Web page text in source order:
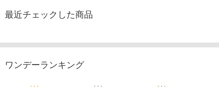
最近チェックした商品
ワンデーランキング